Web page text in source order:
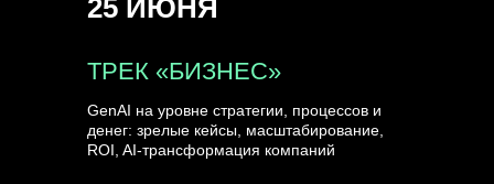
ТРЕК «БИЗНЕС»
GenAI на уровне стратегии, процессов и
денег: зрелые кейсы, масштабирование,
ROI, AI-трансформация компаний
25 ИЮНЯ
УЗНАТЬ БОЛЬШЕ